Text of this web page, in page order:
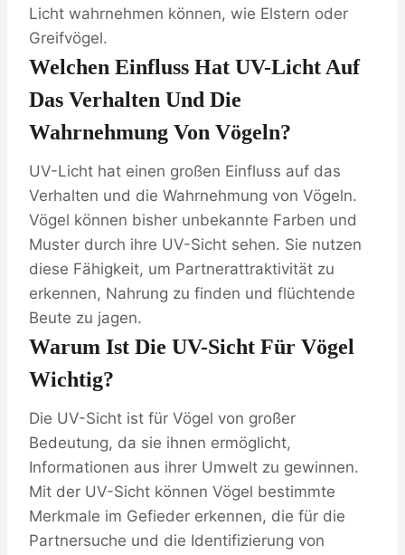
Licht wahrnehmen können, wie Elstern oder
Greifvögel.
Welchen Einfluss Hat UV-Licht Auf
Das Verhalten Und Die
Wahrnehmung Von Vögeln?
UV-Licht hat einen großen Einfluss auf das
Verhalten und die Wahrnehmung von Vögeln.
Vögel können bisher unbekannte Farben und
Muster durch ihre UV-Sicht sehen. Sie nutzen
diese Fähigkeit, um Partnerattraktivität zu
erkennen, Nahrung zu finden und flüchtende
Beute zu jagen.
Warum Ist Die UV-Sicht Für Vögel
Wichtig?
Die UV-Sicht ist für Vögel von großer
Bedeutung, da sie ihnen ermöglicht,
Informationen aus ihrer Umwelt zu gewinnen.
Mit der UV-Sicht können Vögel bestimmte
Merkmale im Gefieder erkennen, die für die
Partnersuche und die Identifizierung von